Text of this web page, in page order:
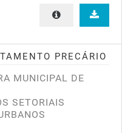
PRECÁRIO
MUNICIPAL DE
SETORIAIS